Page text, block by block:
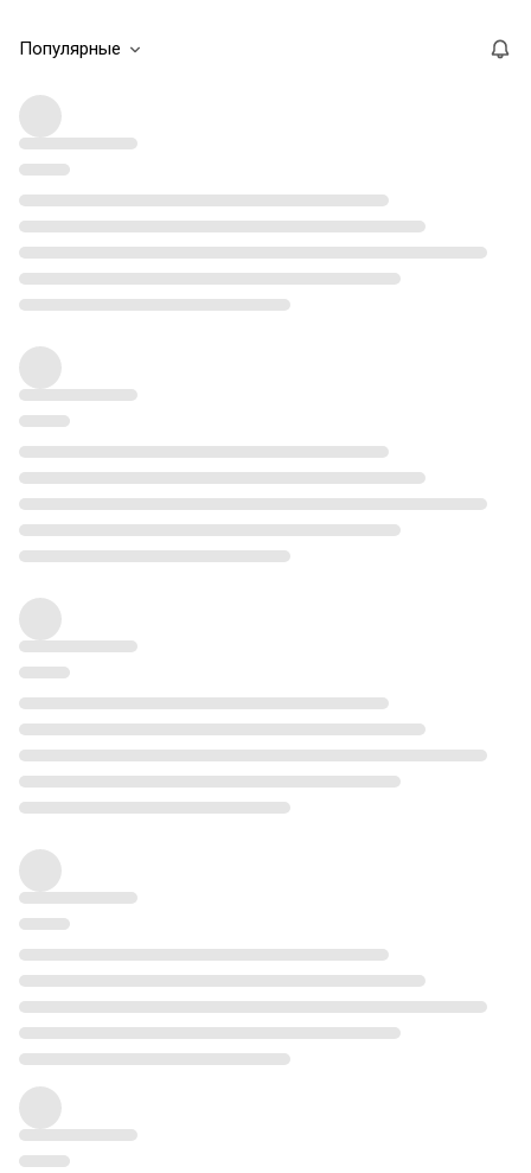
Популярные